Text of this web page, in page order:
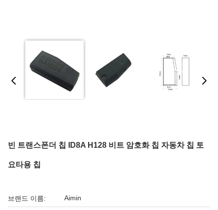
빈 트랜스폰더 칩 ID8A H128 비트 암호화 칩 자동차 칩 토
요타용 칩
브랜드 이름: Aimin